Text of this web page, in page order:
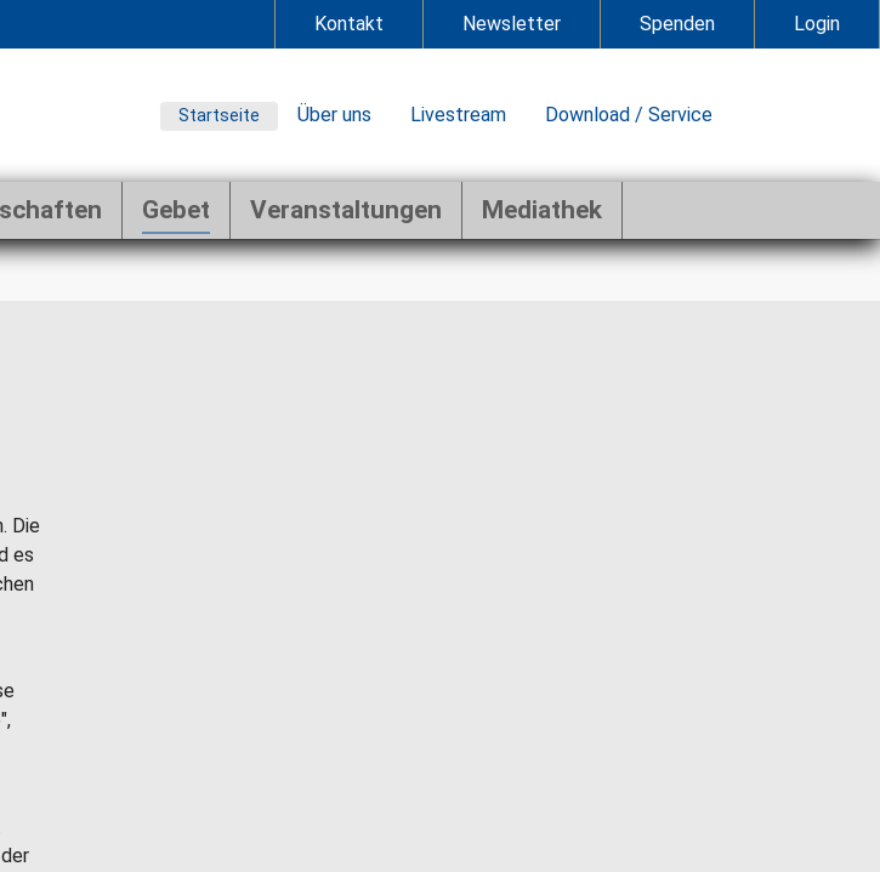
Kontakt Newsletter Spenden Login
Startseite Über uns Livestream Download / Service
Gebet Veranstaltungen Mediathek
Die
es